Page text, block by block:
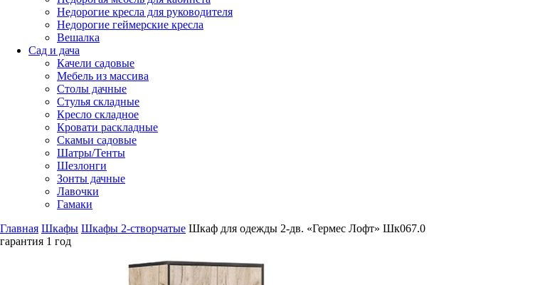
Недорогие кресла для руководителя
Недорогие геймерские кресла
Вешалка
Сад и дача
Качели садовые
Мебель из массива
Столы дачные
Стулья складные
Кресло складное
Кровати раскладные
Скамьи садовые
Шатры/Тенты
Шезлонги
Зонты дачные
Лавочки
Гамаки
Главная Шкафы Шкафы 2-створчатые Шкаф для одежды 2-дв. «Гермес Лофт» Шк067.0
гарантия 1 год